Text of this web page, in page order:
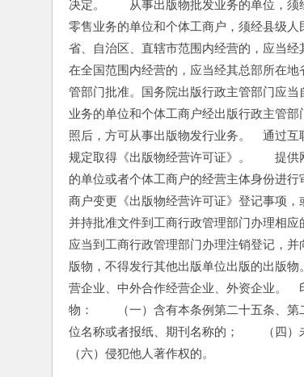
决定。　　从事出版物批发业务的单位，
零售业务的单位和个体工商户，须经县级
省、自治区、直辖市范围内经营的，应当
在全国范围内经营的，应当经其总部所在
管部门批准。国务院出版行政主管部门应
业务的单位和个体工商户经出版行政主管
照后，方可从事出版物发行业务。　通过
规定取得《出版物经营许可证》。　　提
的单位或者个体工商户的经营主体身份进
商户变更《出版物经营许可证》登记事项
并持批准文件到工商行政管理部门办理相
应当到工商行政管理部门办理注销登记，
版物，不得发行其他出版单位出版的出版
营企业、中外合作经营企业、外资企业。
物：　　（一）含有本条例第二十五条、
位名称或者报纸、期刊名称的；　　（四
（六）侵犯他人著作权的。